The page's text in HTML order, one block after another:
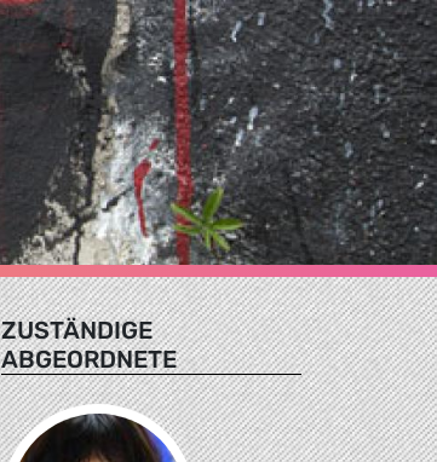
ZUSTÄNDIGE
ABGEORDNETE